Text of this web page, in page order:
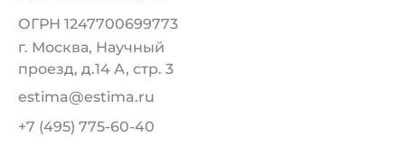
ОГРН 1247700699773
г. Москва, Научный
проезд, д.14 А, стр. 3
estima@estima.ru
+7 (495) 775-60-40